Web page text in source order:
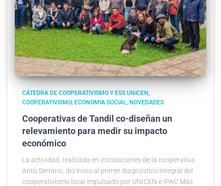
CÁTEDRA DE COOPERATIVISMO Y ESS UNICEN
COOPERATIVISMO ECONOMIA SOCIAL NOVEDADES
Cooperativas de Tandil co-diseñan un
relevamiento para medir su impacto
económico
La actividad, realizada en instalaciones de la cooperativa
Antú Serrano, dio inicio al primer diagnóstico integral del
cooperativismo local impulsado por UNICEN e IPAC Más